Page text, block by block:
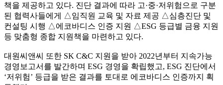
책을 제공하고 있다. 진단 결과에 따라 고·중·저위험으로 구분
된 협력사들에게 △임직원 교육 및 자료 제공 △심층진단 및
컨설팅 시행 △에코바디스 인증 지원 △ESG 등급별 금융 지원
등 맞춤형 종합 지원책을 마련하고 있다.
대원씨앤씨 또한 SK C&C 지원을 받아 2022년부터 지속가능
경영보고서를 발간하며 ESG 경영을 확립했고, ESG 진단에서
‘저위험’ 등급을 받은 결과를 토대로 에코바디스 인증까지 획